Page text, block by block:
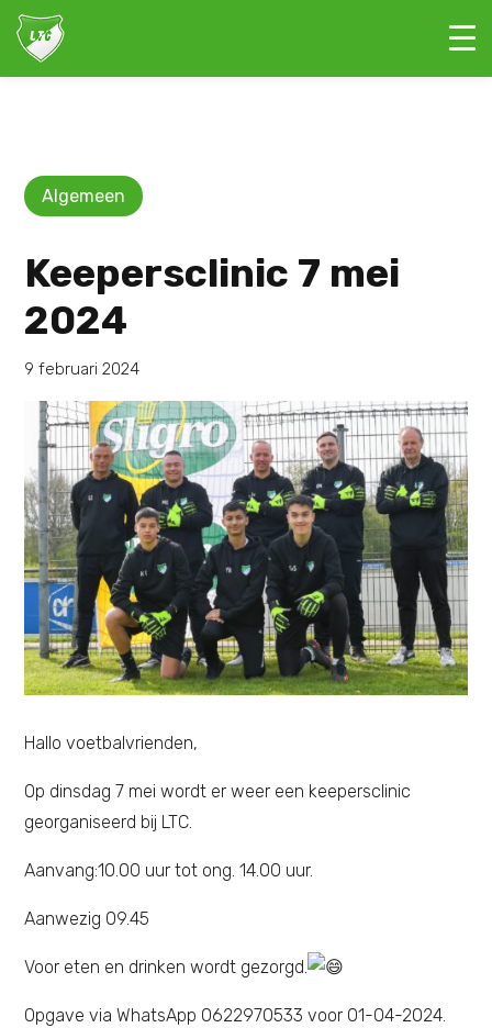
Algemeen
Keepersclinic 7 mei
2024
9 februari 2024
Hallo voetbalvrienden,
Op dinsdag 7 mei wordt er weer een keepersclinic
georganiseerd bij LTC.
Aanvang:10.00 uur tot ong. 14.00 uur.
Aanwezig 09.45
Voor eten en drinken wordt gezorgd.
Opgave via WhatsApp 0622970533 voor 01-04-2024.